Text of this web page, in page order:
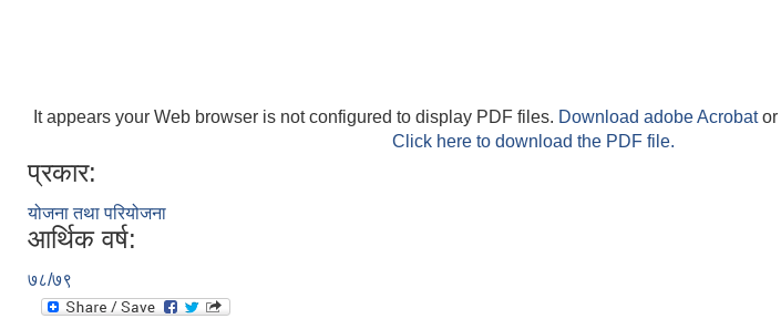
It appears your Web browser is not configured to display PDF files. Download adobe Acrobator
Click here to download the PDF file.
प्रकार:
योजना तथा परियोजना
आर्थिक वर्ष:
७८/७९